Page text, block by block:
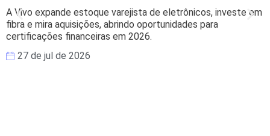
A Vivo expande estoque varejista de eletrônicos, investe em
fibra e mira aquisições, abrindo oportunidades para
certificações financeiras em 2026.
27 de jul de 2026